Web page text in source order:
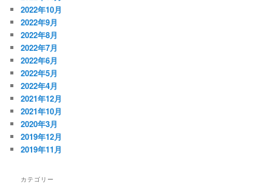
2022年10月
2022年9月
2022年8月
2022年7月
2022年6月
2022年5月
2022年4月
2021年12月
2021年10月
2020年3月
2019年12月
2019年11月
カテゴリー